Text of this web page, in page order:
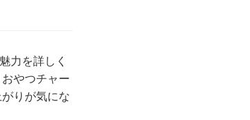
力を詳しく
やつチャー
りが気にな